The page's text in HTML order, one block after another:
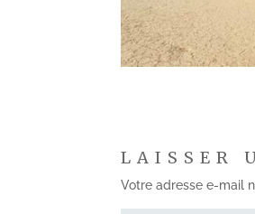
LAISSER
Votre adresse e-mail